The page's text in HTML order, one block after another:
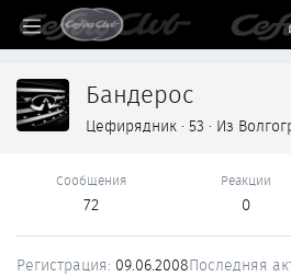
Бандерос
Цефирядник · 53 · Из
Сообщения
72
Реакции
0
Регистрация 09.06.2008Последняя